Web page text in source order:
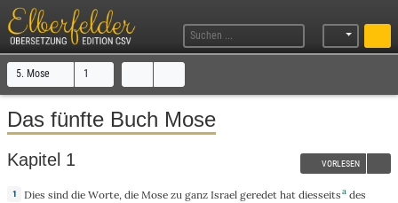
5. Mose 1
Das fünfte Buch Mose
VORLESEN
Kapitel 1
1 Dies sind dieWorte,die Mose zu ganz Israel geredet hatdiesseitsa des